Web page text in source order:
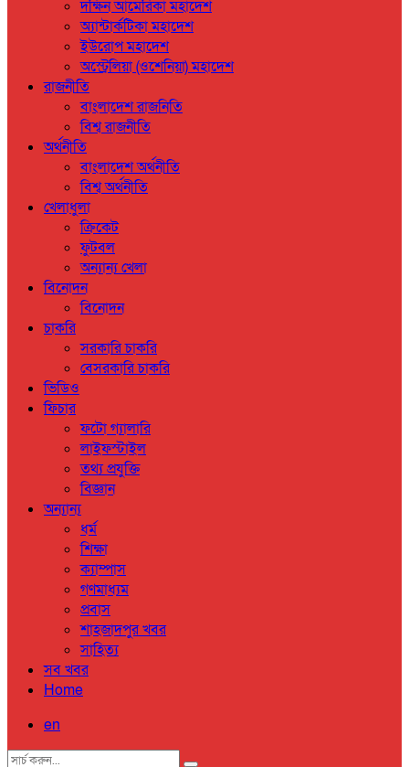
দক্ষিন আমেরিকা মহাদেশ
অ্যান্টার্কটিকা মহাদেশ
ইউরোপ মহাদেশ
অস্ট্রেলিয়া (ওশেনিয়া) মহাদেশ
রাজনীতি
বাংলাদেশ রাজনিতি
বিশ্ব রাজনীতি
অর্থনীতি
বাংলাদেশ অর্থনীতি
বিশ্ব অর্থনীতি
খেলাধুলা
ক্রিকেট
ফুটবল
অন্যান্য খেলা
বিনোদন
বিনোদন
চাকরি
সরকারি চাকরি
বেসরকারি চাকরি
ভিডিও
ফিচার
ফটো গ্যালারি
লাইফস্টাইল
তথ্য প্রযুক্তি
বিজ্ঞান
অন্যান্য
ধর্ম
শিক্ষা
ক্যাম্পাস
গণমাধ্যম
প্রবাস
শাহজাদপুর খবর
সাহিত্য
সব খবর
Home
en